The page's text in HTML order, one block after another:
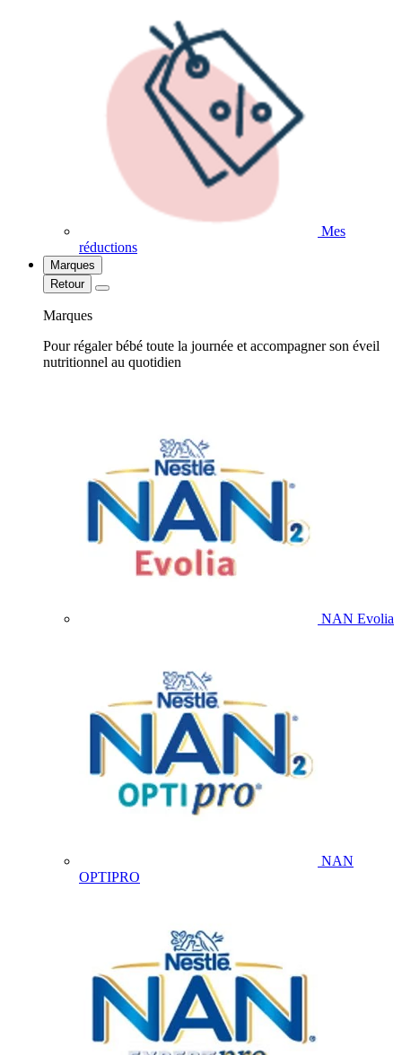
Mes
réductions
Marques
Retour
Marques
Pour régaler bébé toute la journée et accompagner son éveil
nutritionnel au quotidien
NAN Evolia
NAN
OPTIPRO